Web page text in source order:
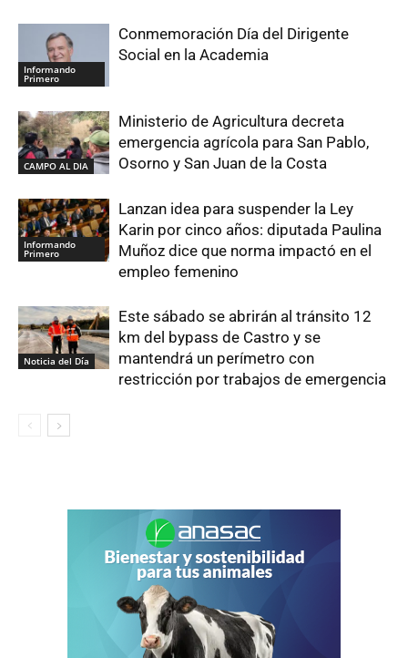
Informando
Primero
Conmemoración Día del Dirigente
Social en la Academia
CAMPO AL DIA
Ministerio de Agricultura decreta
emergencia agrícola para San Pablo,
Osorno y San Juan de la Costa
Informando
Primero
Lanzan idea para suspender la Ley
Karin por cinco años: diputada Paulina
Muñoz dice que norma impactó en el
empleo femenino
Noticia del Día
Este sábado se abrirán al tránsito 12
km del bypass de Castro y se
mantendrá un perímetro con
restricción por trabajos de emergencia